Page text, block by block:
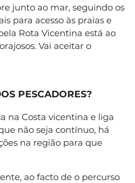
junto ao mar, seguindo os
para acesso às praias e
Rota Vicentina está ao
Vai aceitar o
PESCADORES?
na Costa vicentina e liga
não seja contínuo, há
na região para que
ao facto de o percurso